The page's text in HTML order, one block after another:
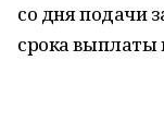
со дня подачи
срока